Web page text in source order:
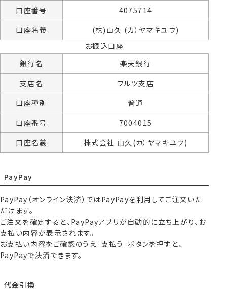
口座番号
4075714
口座名義
(株)山久 (カ）ヤマキユウ)
お振込口座
銀行名
楽天銀行
支店名
ワルツ支店
口座種別
普通
口座番号
7004015
口座名義
株式会社 山久(カ）ヤマキユウ)
PayPay
PayPay（オンライン決済）ではPayPayを利用してご注文いた
だけます。
ご注文を確定すると、PayPayアプリが自動的に立ち上がり、お
支払い内容が表示されます。
お支払い内容をご確認のうえ「支払う」ボタンを押すと、
PayPayで決済できます。
代金引換